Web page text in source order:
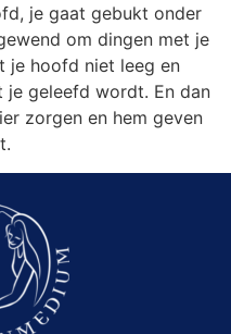
je gaat gebukt onder
om dingen met je
je hoofd niet leeg en
geleefd wordt. En dan
zorgen en hem geven